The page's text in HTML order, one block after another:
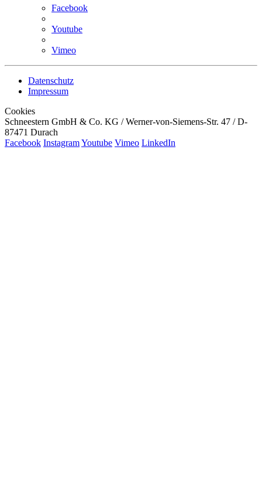
Facebook
Youtube
Vimeo
Datenschutz
Impressum
Cookies
Schneestern GmbH & Co. KG / Werner-von-Siemens-Str. 47 / D-
87471 Durach
Facebook InstagramYoutube Vimeo LinkedIn